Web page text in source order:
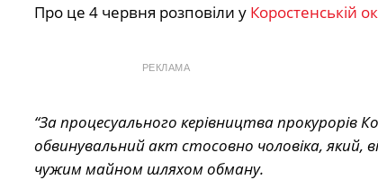
Про це 4 червня розповіли у Коростенській
РЕКЛАМА
“За процесуального керівництва прокурорів
обвинувальний акт стосовно чоловіка, який,
чужим майном шляхом обману.